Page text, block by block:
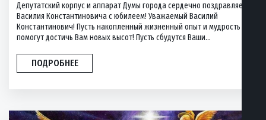
Депутатский корпус и аппарат Думы города сердечно поздравляет
Василия Константиновича с юбилеем! Уважаемый Василий
Константинович! Пусть накопленный жизненный опыт и мудрость
помогут достичь Вам новых высот! Пусть сбудутся Ваши...
ПОДРОБНЕЕ